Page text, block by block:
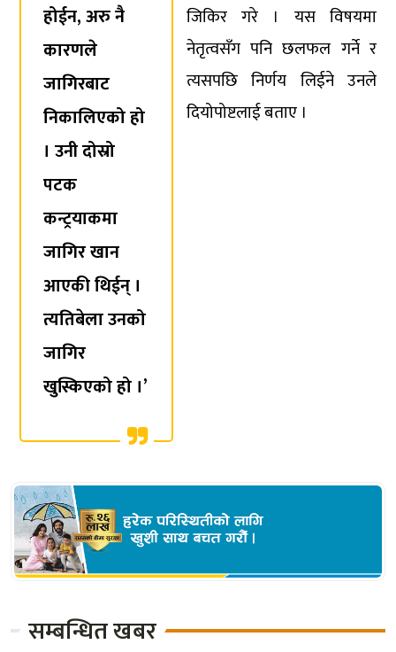
होईन, अरु नै
कारणले
जागिरबाट
निकालिएको हो
। उनी दोस्रो
पटक
कन्ट्रयाकमा
जागिर खान
आएकी थिईन् ।
त्यतिबेला उनको
जागिर
खुस्किएको हो ।’
जिकिर गरे । यस विषयमा
नेतृत्वसँग पनि छलफल गर्ने र
त्यसपछि निर्णय लिईने उनले
दियोपोष्टलाई बताए ।
सम्बन्धित खबर